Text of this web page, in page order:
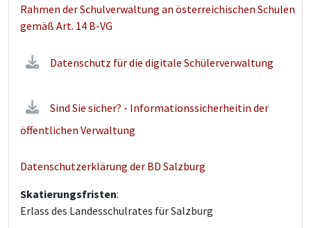
Rahmen der Schulverwaltung an österreichischen Schulen
gemäß Art. 14 B-VG
Datenschutz für die digitale Schülerverwaltung
Sind Sie sicher? - Informationssicherheitin der
öffentlichen Verwaltung
Datenschutzerklärung der BD Salzburg
Skatierungsfristen:
Erlass des Landesschulrates für Salzburg